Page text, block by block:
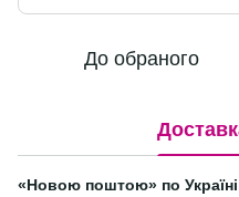
До обраного
«Новою поштою» по